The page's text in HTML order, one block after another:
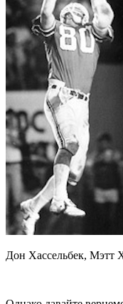
Дон Хассельбек, Мэтт